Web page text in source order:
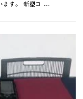
ます。 新型コ …